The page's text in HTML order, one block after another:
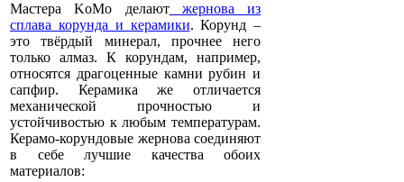
Мастера KoMo делаютжернова из
сплава корунда и керамики. Корунд –
это твёрдый минерал, прочнее него
только алмаз. К корундам, например,
относятся драгоценные камни рубин и
сапфир. Керамика же отличается
механической прочностью и
устойчивостью к любым температурам.
Керамо-корундовые жернова соединяют
в себе лучшие качества обоих
материалов: